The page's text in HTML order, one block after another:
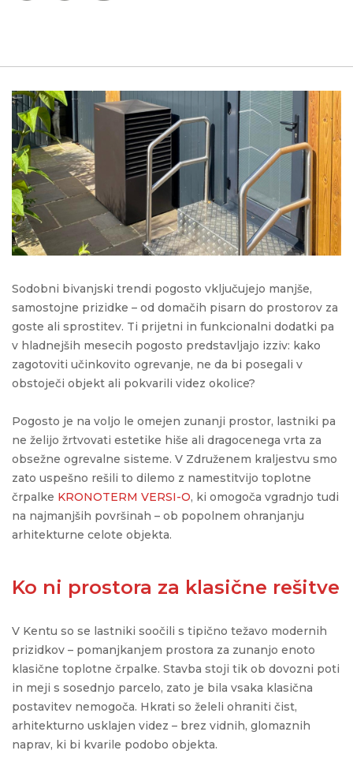
Sodobni bivanjski trendi pogosto vključujejo manjše,
samostojne prizidke – od domačih pisarn do prostorov za
goste ali sprostitev. Ti prijetni in funkcionalni dodatki pa
v hladnejših mesecih pogosto predstavljajo izziv: kako
zagotoviti učinkovito ogrevanje, ne da bi posegali v
obstoječi objekt ali pokvarili videz okolice?
Pogosto je na voljo le omejen zunanji prostor, lastniki pa
ne želijo žrtvovati estetike hiše ali dragocenega vrta za
obsežne ogrevalne sisteme. V Združenem kraljestvu smo
zato uspešno rešili to dilemo z namestitvijo toplotne
črpalke KRONOTERM VERSI-O, ki omogoča vgradnjo tudi
na najmanjših površinah – ob popolnem ohranjanju
arhitekturne celote objekta.
Ko ni prostora za klasične rešitve
V Kentu so se lastniki soočili s tipično težavo modernih
prizidkov – pomanjkanjem prostora za zunanjo enoto
klasične toplotne črpalke. Stavba stoji tik ob dovozni poti
in meji s sosednjo parcelo, zato je bila vsaka klasična
postavitev nemogoča. Hkrati so želeli ohraniti čist,
arhitekturno usklajen videz – brez vidnih, glomaznih
naprav, ki bi kvarile podobo objekta.